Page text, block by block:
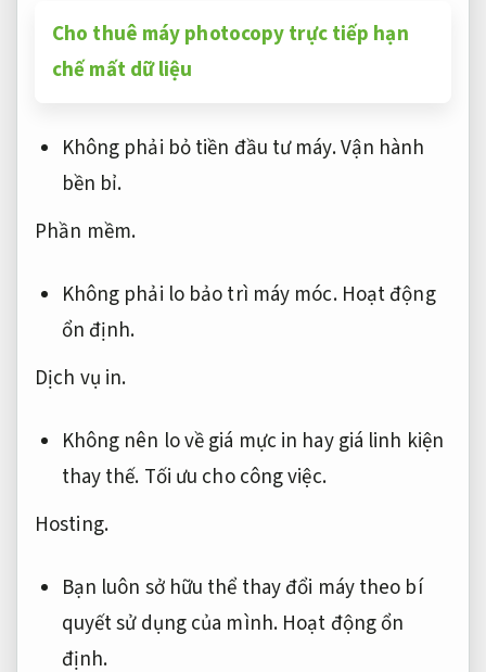
Cho thuê máy photocopy trực tiếp hạn
chế mất dữ liệu
Không phải bỏ tiền đầu tư máy.Vận hành
bền bỉ.
Phần mềm.
Không phải lo bảo trì máy móc. Hoạt động
ổn định.
Dịch vụ in.
Không nên lo về giá mực in hay giá linh kiện
thay thế. Tối ưu cho công việc.
Hosting.
Bạn luôn sở hữu thể thay đổi máy theo bí
quyết sử dụng của mình. Hoạt động ổn
định.